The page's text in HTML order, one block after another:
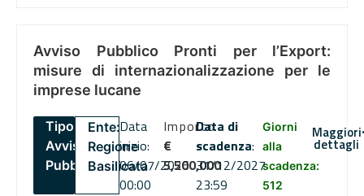
Avviso Pubblico Pronti per l’Export:
misure di internazionalizzazione per le
imprese lucane
Tipo:
Avviso
Pubblico
Ente:
Regione
Basilicata
Data
inizio:
06/07/2026
00:00
Importo
€
5,500,000
Data di
scadenza:
31/12/2027
23:59
Giorni
alla
scadenza:
512
Maggiori
dettagli